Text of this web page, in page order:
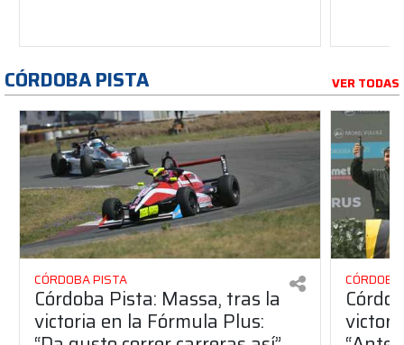
CÓRDOBA PISTA VER TODAS
CÓRDOBA PISTA
Córdoba Pista: Massa, tras la
victoria en la Fórmula Plus: